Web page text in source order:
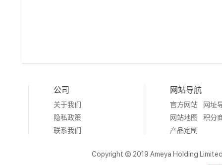
公司
关于我们
隐私政策
联系我们
网站导航
官方网站
网址
网站地图
积分
产品定制
Copyright © 2019 Ameya Holding